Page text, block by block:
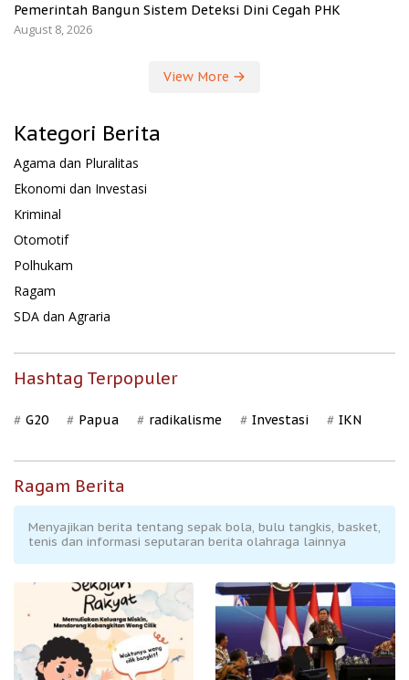
Pemerintah Bangun Sistem Deteksi Dini Cegah PHK
August 8, 2026
View More
Kategori Berita
Agama dan Pluralitas
Ekonomi dan Investasi
Kriminal
Otomotif
Polhukam
Ragam
SDA dan Agraria
Hashtag Terpopuler
G20 Papua radikalisme Investasi IKN
Ragam Berita
Menyajikan berita tentang sepak bola, bulu tangkis, basket,
tenis dan informasi seputaran berita olahraga lainnya